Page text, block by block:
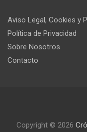
Aviso Legal, Cookies y
Política de Privacidad
Sobre Nosotros
Contacto
Copyright © 2026